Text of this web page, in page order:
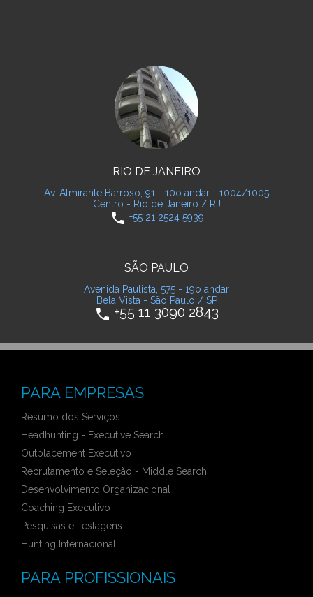
RIO DE JANEIRO
Av. Almirante Barroso, 91 - 10o andar - 1004/1005
Centro - Rio de Janeiro / RJ
phone +55 21 2524 5939
SÃO PAULO
Avenida Paulista, 575 - 19o andar
Bela Vista - São Paulo / SP
phone +55 11 3090 2843
PARA EMPRESAS
Resumo dos Serviços
Headhunting - Executive Search
Outplacement Executivo
Recrutamento e Seleção - Middle Search
Desenvolvimento Organizacional
Coaching Executivo
Pesquisas e Testagens
Hunting Internacional
PARA PROFISSIONAIS